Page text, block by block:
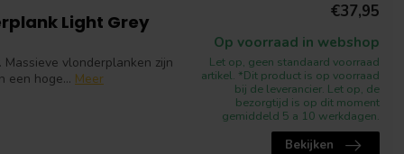
Light Grey
vlonderplanken zijn
een hoge... Meer
€37,95
Op voorraad in webshop
Let op, geen standaard voorraad
artikel. *Dit product is op voorraad
bij de leverancier. Let op, de
bezorgtijd is op dit moment
gemiddeld 5 a 10 werkdagen.
Bekijken